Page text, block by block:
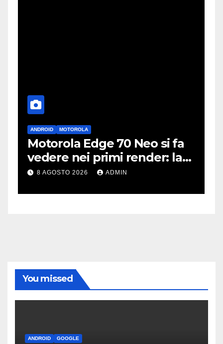
ANDROID MOTOROLA
Motorola Edge 70 Neo si fa
vedere nei primi render: la
fotocamera è da 200 MP
8 AGOSTO 2026 ADMIN
You missed
ANDROID GOOGLE